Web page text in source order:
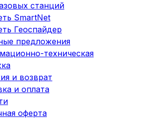
станций
SmartNet
Геоспайдер
предложения
техническая
и возврат
и оплата
оферта